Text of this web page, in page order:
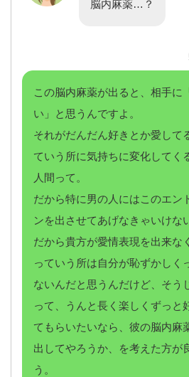
脳内麻薬…？
この脳内麻薬が出ると、相手に
い」と思うんですよ。
それがだんだん好きとか愛して
ていう所に気持ちに変化してく
人間って。
だから特に男の人にはこのエン
ンを出させてあげなきゃいけな
だから貴方が愛情表現を出来な
っていう所は自分が恥ずかしく
ないんだと思うんだけど、そう
って、うんと長く楽しくずっと
てもらいたいなら、彼の脳内麻
出してやろうか、を考えた方が
う。